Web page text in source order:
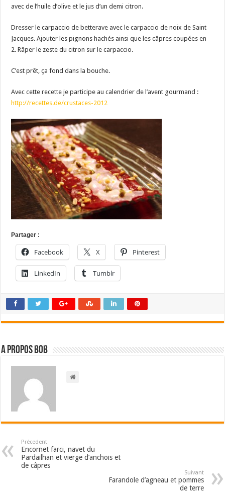
avec de l’huile d’olive et le jus d’un demi citron.
Dresser le carpaccio de betterave avec le carpaccio de noix de Saint
Jacques. Ajouter les pignons hachés ainsi que les câpres coupées en
2. Râper le zeste du citron sur le carpaccio.
C’est prêt, ça fond dans la bouche.
Avec cette recette je participe au calendrier de l’avent gourmand :
http://recettes.de/crustaces-2012
Partager :
Facebook X Pinterest
LinkedIn Tumblr
A propos bOb
Précedent
Encornet farci, navet du
Pardailhan et vierge d’anchois et
de câpres
Suivant
Farandole d’agneau et pommes
de terre